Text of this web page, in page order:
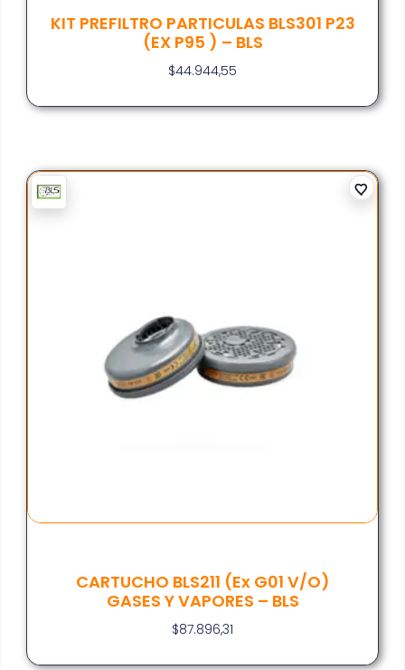
KIT PREFILTRO PARTICULAS BLS301 P23
(EX P95 ) – BLS
$44.944,55
CARTUCHO BLS211 (ex G01 V/O)
GASES Y VAPORES – BLS
$87.896,31